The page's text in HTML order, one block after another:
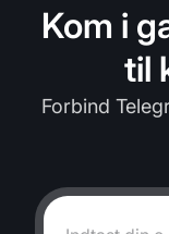
Kom i
til
Forbind